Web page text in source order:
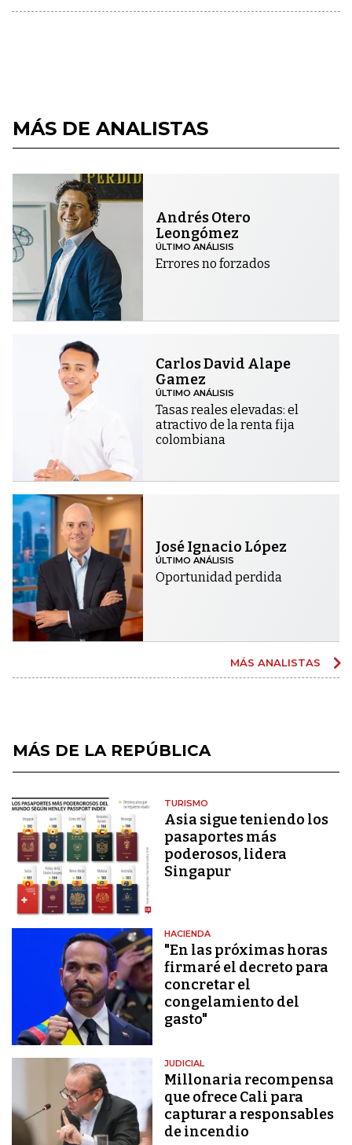
MÁS DE ANALISTAS
Andrés Otero
Leongómez
ÚLTIMO ANÁLISIS
Errores no forzados
Carlos David Alape
Gamez
ÚLTIMO ANÁLISIS
Tasas reales elevadas: el
atractivo de la renta fija
colombiana
José Ignacio López
ÚLTIMO ANÁLISIS
Oportunidad perdida
MÁS ANALISTAS
MÁS DE LA REPÚBLICA
TURISMO
Asia sigue teniendo los
pasaportes más
poderosos, lidera
Singapur
HACIENDA
"En las próximas horas
firmaré el decreto para
concretar el
congelamiento del
gasto"
JUDICIAL
Millonaria recompensa
que ofrece Cali para
capturar a responsables
de incendio